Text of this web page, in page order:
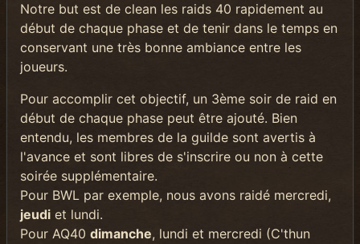
Notre but est de clean les raids 40 rapidement au
début de chaque phase et de tenir dans le temps en
conservant une très bonne ambiance entre les
joueurs.
Pour accomplir cet objectif, un 3ème soir de raid en
début de chaque phase peut être ajouté. Bien
entendu, les membres de la guilde sont avertis à
l'avance et sont libres de s'inscrire ou non à cette
soirée supplémentaire.
Pour BWL par exemple, nous avons raidé mercredi,
jeudi et lundi.
Pour AQ40 dimanche, lundi et mercredi (C'thun